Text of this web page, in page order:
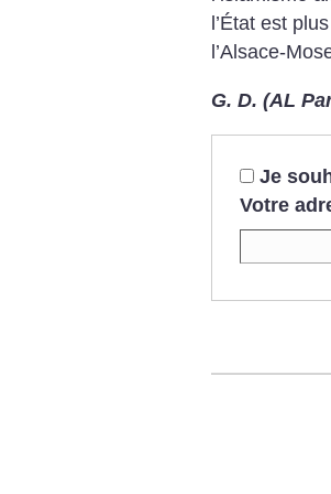
l’État est
l’Alsace-
G. D. (AL
Je
Votre